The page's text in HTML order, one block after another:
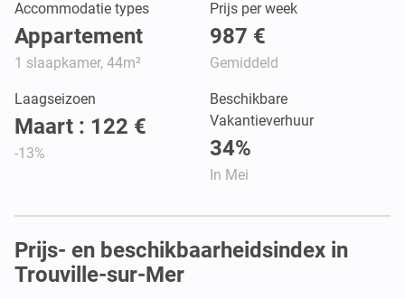
Accommodatie types
Appartement
1 slaapkamer, 44m²
Prijs per week
987 €
Gemiddeld
Laagseizoen
Maart : 122 €
-13%
Beschikbare
Vakantieverhuur
34%
In Mei
Prijs- en beschikbaarheidsindex in
Trouville-sur-Mer